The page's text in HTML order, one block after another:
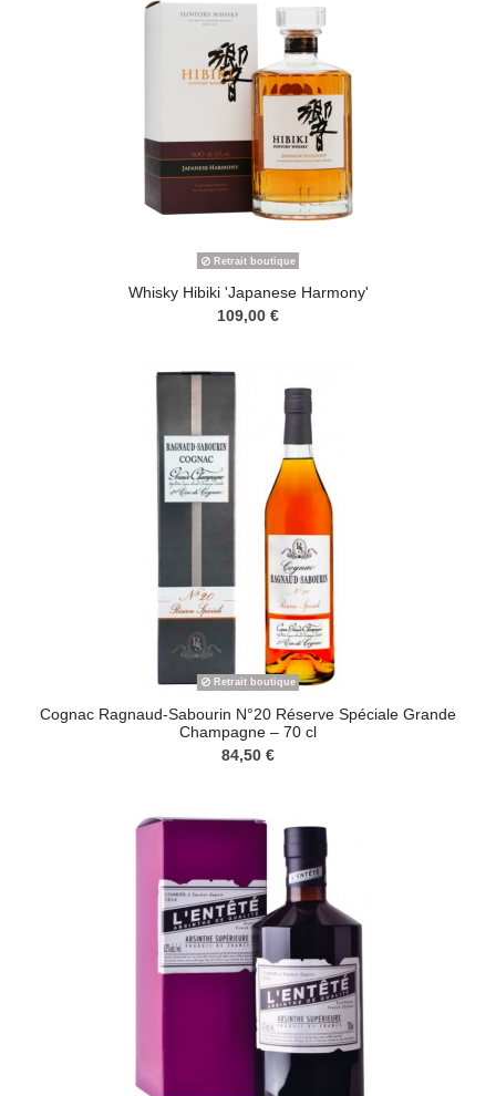
Retrait boutique
Whisky Hibiki 'Japanese Harmony'
109,00 €
Retrait boutique
Cognac Ragnaud-Sabourin N°20 Réserve Spéciale Grande
Champagne – 70 cl
84,50 €